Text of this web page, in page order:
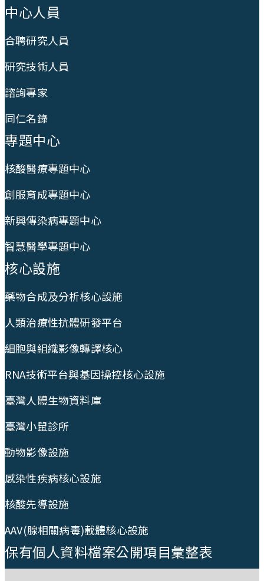
中心人員
合聘研究人員
研究技術人員
諮詢專家
同仁名錄
專題中心
核酸醫療專題中心
創服育成專題中心
新興傳染病專題中心
智慧醫學專題中心
核心設施
藥物合成及分析核心設施
人類治療性抗體研發平台
細胞與組織影像轉譯核心
RNA技術平台與基因操控核心設施
臺灣人體生物資料庫
臺灣小鼠診所
動物影像設施
感染性疾病核心設施
核酸先導設施
AAV(腺相關病毒)載體核心設施
保有個人資料檔案公開項目彙整表